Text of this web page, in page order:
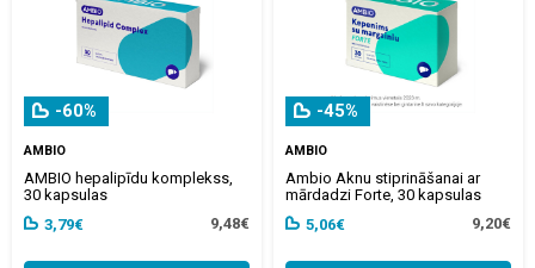
-60%
AMBIO
AMBIO hepalipīdu komplekss,
30 kapsulas
3,79€
9,48€
-45%
AMBIO
Ambio Aknu stiprināšanai ar
mārdadzi Forte, 30 kapsulas
5,06€
9,20€